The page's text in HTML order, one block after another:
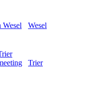
Wesel Wesel
Trier